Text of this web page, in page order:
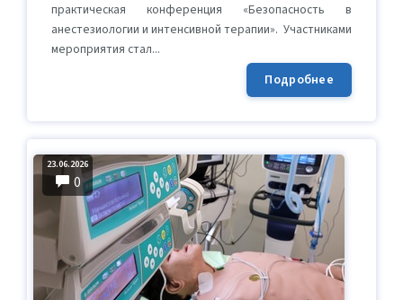
практическая конференция «Безопасность в
анестезиологии и интенсивной терапии». Участниками
мероприятия стал...
Подробнее
23.06.2026
0